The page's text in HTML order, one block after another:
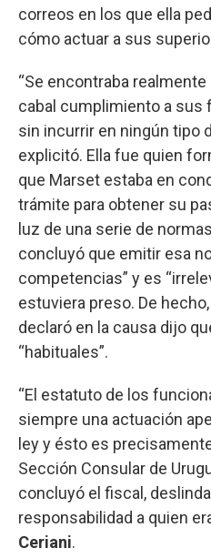
correos en los que ella
cómo actuar a sus
“Se encontraba
cabal cumplimiento a
sin incurrir en ningún tipo
explicitó. Ella fue quien
que Marset estaba en
trámite para obtener su
luz de una serie de
concluyó que emitir esa
competencias” y es
estuviera preso. De
declaró en la causa dijo
“habituales”.
“El estatuto de los
siempre una actuación
ley y ésto es
Sección Consular de
concluyó el fiscal,
responsabilidad a quien
Ceriani.